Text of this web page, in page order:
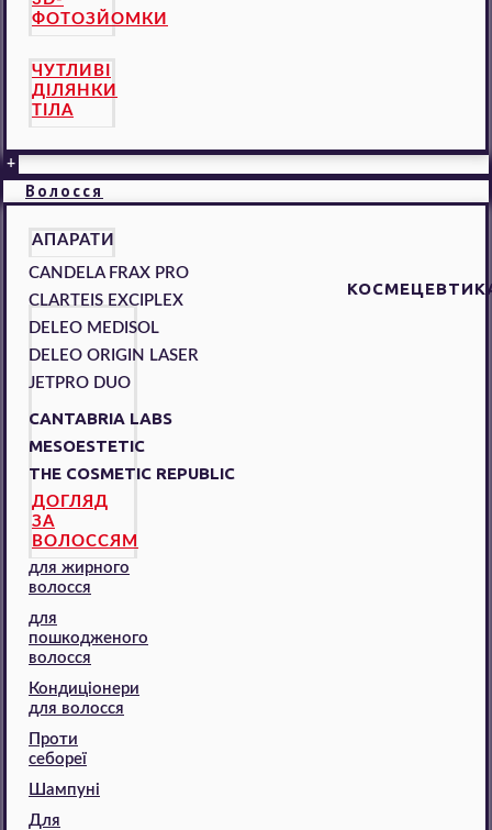
ФОТОЗЙОМКИ
ЧУТЛИВІ
ДІЛЯНКИ
ТІЛА
+
Волосся
АПАРАТИ
CANDELA FRAX PRO
CLARTEIS EXCIPLEX
DELEO MEDISOL
DELEO ORIGIN LASER
JETPRO DUO
CANTABRIA LABS
MESOESTETIC
THE COSMETIC REPUBLIC
ДОГЛЯД
ЗА
ВОЛОССЯМ
для жирного
волосся
для
пошкодженого
волосся
Кондиціонери
для волосся
Проти
себореї
Шампуні
Для